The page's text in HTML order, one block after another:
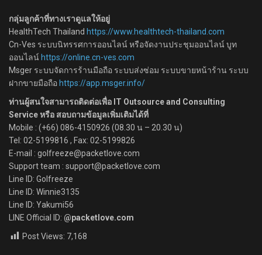
กลุ่มลูกค้าที่ทางเราดูแลให้อยู่
HealthTech Thailand https://www.healthtech-thailand.com
Cn-Ves ระบบนิทรรศการออนไลน์ หรือจัดงานประชุมออนไลน์ บูท
ออนไลน์ https://online.cn-ves.com
Msger ระบบจัดการร้านมือถือ ระบบส่งซ่อม ระบบขายหน้าร้าน ระบบ
ฝากขายมือถือ https://app.msger.info/
ท่านผู้สนใจสามารถติดต่อเพื่อ IT Outsource and Consulting
Service หรือ สอบถามข้อมูลเพิ่มเติมได้ที่
Mobile : (+66) 086-4150926 (08.30 น – 20.30 น)
Tel: 02-5199816 , Fax: 02-5199826
E-mail : golfreeze@packetlove.com
Support team : support@packetlove.com
Line ID: Golfreeze
Line ID: Winnie3135
Line ID: Yakumi56
LINE Official ID: @packetlove.com
Post Views: 7,168